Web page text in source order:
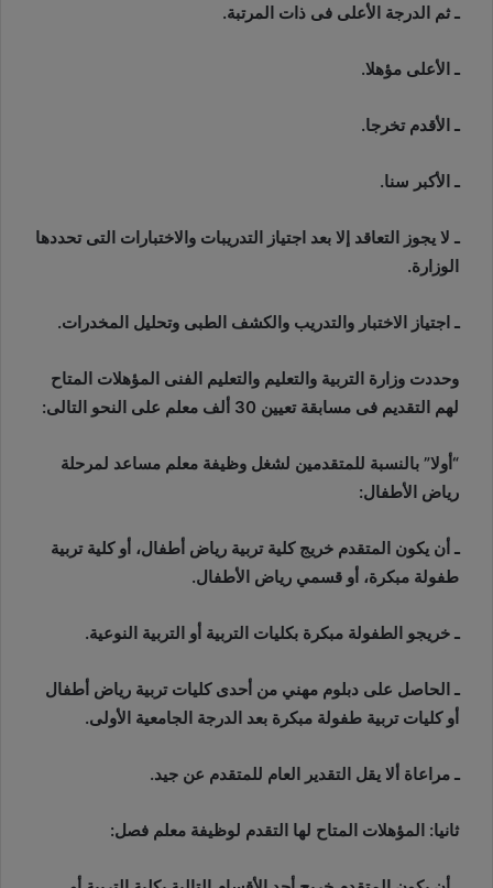
ـ ثم الدرجة الأعلى فى ذات المرتبة.
ـ الأعلى مؤهلا.
ـ الأقدم تخرجا.
ـ الأكبر سنا.
ـ لا يجوز التعاقد إلا بعد اجتياز التدريبات والاختبارات التى تحددها
الوزارة.
ـ اجتياز الاختبار والتدريب والكشف الطبى وتحليل المخدرات.
وحددت وزارة التربية والتعليم والتعليم الفنى المؤهلات المتاح
لهم التقديم فى مسابقة تعيين 30 ألف معلم على النحو التالى:
“أولا” بالنسبة للمتقدمين لشغل وظيفة معلم مساعد لمرحلة
رياض الأطفال:
ـ أن يكون المتقدم خريج كلية تربية رياض أطفال، أو كلية تربية
طفولة مبكرة، أو قسمي رياض الأطفال.
ـ خريجو الطفولة مبكرة بكليات التربية أو التربية النوعية.
ـ الحاصل على دبلوم مهني من أحدى كليات تربية رياض أطفال
أو كليات تربية طفولة مبكرة بعد الدرجة الجامعية الأولى.
ـ مراعاة ألا يقل التقدير العام للمتقدم عن جيد.
ثانيا: المؤهلات المتاح لها التقدم لوظيفة معلم فصل: